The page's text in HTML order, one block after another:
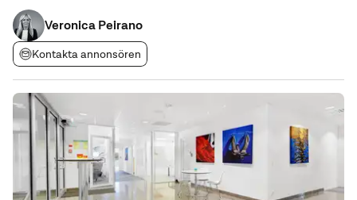
gemensamt lunchrum - WC, RWC - Hiss - God säkerhet med
larm - Fiber - Mycket
Veronica Peirano
Kontakta annonsören